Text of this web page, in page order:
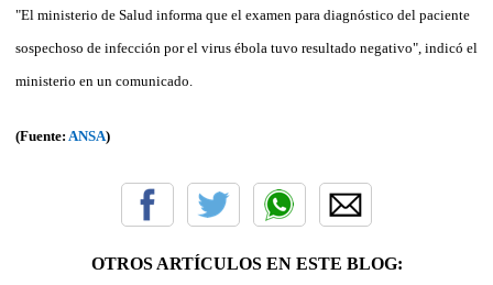
"El ministerio de Salud informa que el examen para diagnóstico del paciente
sospechoso de infección por el virus ébola tuvo resultado negativo", indicó el
ministerio en un comunicado.
(Fuente: ANSA)
OTROS ARTÍCULOS EN ESTE BLOG: